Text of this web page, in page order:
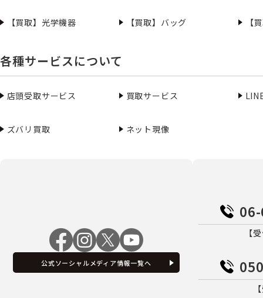
【買取】光学機器 【買取】バッグ 【
各種サービスについて
店頭受取サービス 買取サービス
ズバリ買取 ネット現像
公式ソーシャルメディア情報一覧へ
【